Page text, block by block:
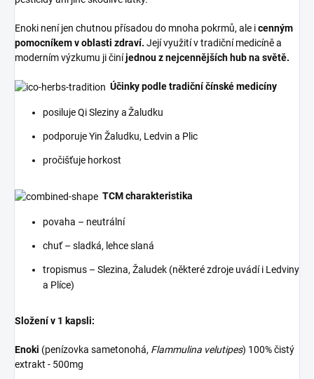
Enoki není jen chutnou přísadou do mnoha pokrmů, ale icenným
pomocníkem v oblasti zdraví. Její využití v tradiční medicíně a
moderním výzkumu ji činíjednou z nejcennějších hub na světě.
Účinky podle tradiční čínské medicíny
posilujeQiSleziny aŽaludku
podporujeYin Žalud ku, L edvin a P lic
pročišťuje horkost
TCM charakteristika
povaha – neutrální
chuť – sladká, lehce slaná
tropismus – Slezina, Žaludek (některé zdroje uvádí i L edviny
a P líce)
Složení v 1 kapsli:
Enoki (penízovka sametonohá, Flammulina velutipes) 100% čistý
extrakt - 500mg